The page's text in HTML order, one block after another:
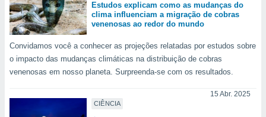
de
ao
Estudos explicam como as mudanças do
clima influenciam a migração de cobras
venenosas ao redor do mundo
Convidamos você a conhecer as projeções relatadas por estudos sobre
o impacto das mudanças climáticas na distribuição de cobras
venenosas em nosso planeta. Surpreenda-se com os resultados.
CIÊNCIA
15 Abr. 2025